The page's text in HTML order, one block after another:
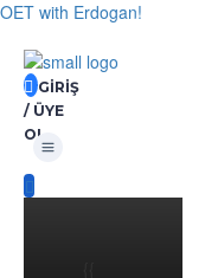
OET with Erdogan!
GIRIŞ
/ ÜYE
OL
Menü